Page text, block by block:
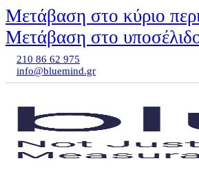
Μετάβαση στο κύριο
Μετάβαση στο
210 86 62 975
info@bluemind.gr